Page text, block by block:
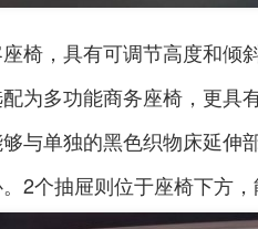
椅，具有可调节高度和
为多功能商务座椅，更
与单独的黑色织物床延
2个抽屉则位于座椅下方